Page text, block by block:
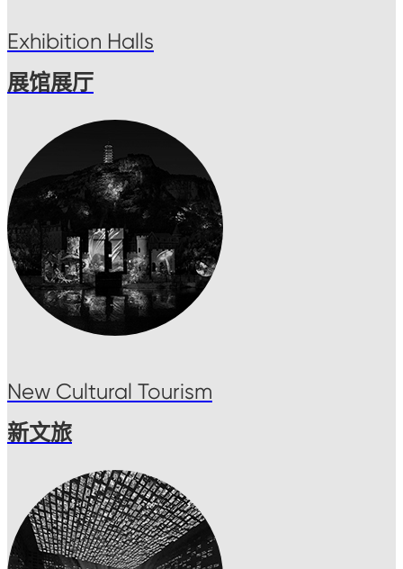
Exhibition Halls
展馆展厅
New Cultural Tourism
新文旅